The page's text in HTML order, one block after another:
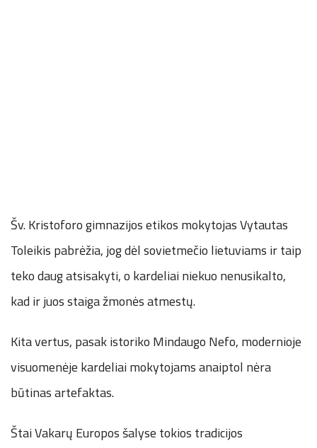
Šv. Kristoforo gimnazijos etikos mokytojas Vytautas
Toleikis pabrėžia, jog dėl sovietmečio lietuviams ir taip
teko daug atsisakyti, o kardeliai niekuo nenusikalto,
kad ir juos staiga žmonės atmestų.
Kita vertus, pasak istoriko Mindaugo Nefo, modernioje
visuomenėje kardeliai mokytojams anaiptol nėra
būtinas artefaktas.
Štai Vakarų Europos šalyse tokios tradicijos